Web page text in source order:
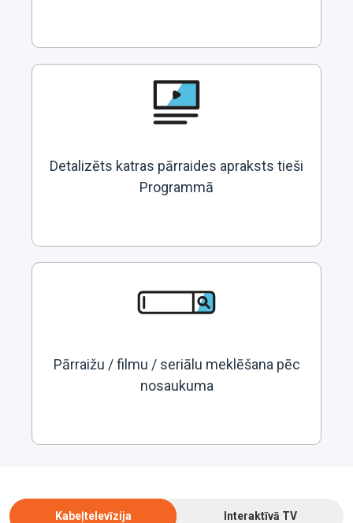
Detalizēts katras pārraides apraksts tieši
Programmā
Pārraižu / filmu / seriālu meklēšana pēc
nosaukuma
Kabeļtelevīzija Interaktīvā TV